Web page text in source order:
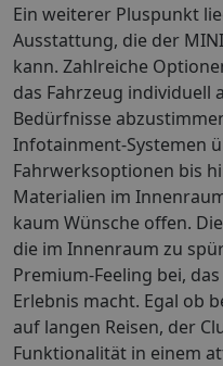
Ein weiterer Pluspunkt
Ausstattung, die der
kann. Zahlreiche
das Fahrzeug individuell
Bedürfnisse
Infotainment-Systemen
Fahrwerksoptionen bis
Materialien im
kaum Wünsche offen.
die im Innenraum zu
Premium-Feeling bei,
Erlebnis macht. Egal ob
auf langen Reisen, der
Funktionalität in einem